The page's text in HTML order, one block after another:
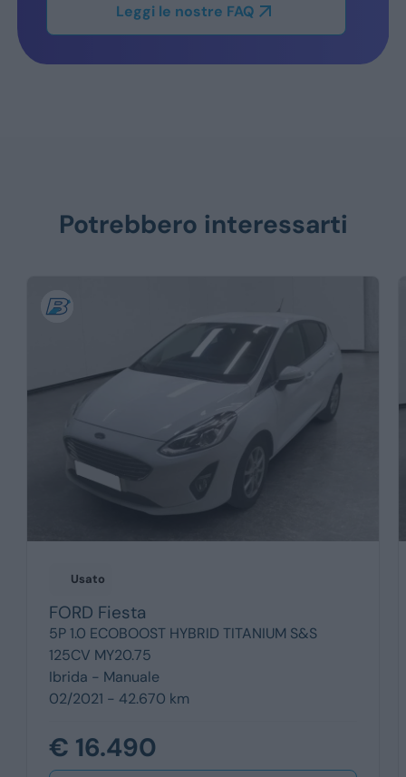
Leggi le nostre FAQ
Potrebbero interessarti
Usato
FORD Fiesta
5P 1.0 ECOBOOST HYBRID TITANIUM S&S
125CV MY20.75
Ibrida - Manuale
02/2021 - 42.670 km
€ 16.490